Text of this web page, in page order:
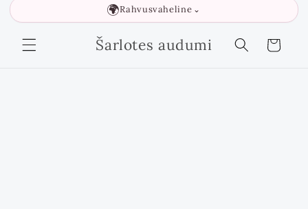
🌍Rahvusvaheline ⌄
Šarlotes audumi Ostukorv